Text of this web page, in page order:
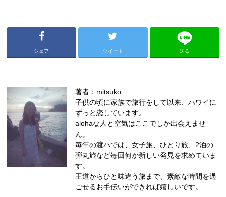
シェア ツイート 送る
著者：mitsuko
子供の頃に家族で旅行をして以来、ハワイに
ずっと恋しています。
alohaな人と空気はここでしか出会えませ
ん。
毎年の渡ハでは、女子旅、ひとり旅、2泊の
弾丸旅など毎回何か新しい発見を求めていま
す。
王道からひと味違う旅まで、素敵な時間を過
ごせるお手伝いができれば嬉しいです。